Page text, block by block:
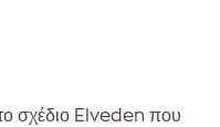
σχέδιο Elveden που